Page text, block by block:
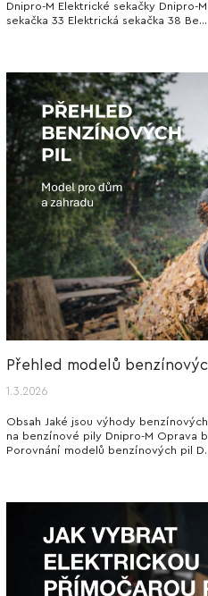
Dnipro-M Elektrické sekačky Dnipro-
sekačka 33 Elektrická sekačka 38 Be...
Přehled modelů
1.3.2026
Obsah Jaké jsou výhody
na benzínové pily Dnipro-M Oprava
Porovnání modelů benzínových pil